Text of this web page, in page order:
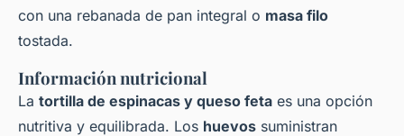
con una rebanada de pan integral o masa filo
tostada.
Información nutricional
La tortilla de espinacas y queso feta es una opción
nutritiva y equilibrada. Los huevos suministran